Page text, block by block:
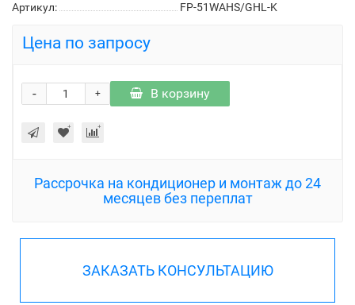
Артикул:
FP-51WAHS/GHL-K
Цена по запросу
+
- В корзину
Рассрочка на кондиционер и монтаж до 24
месяцев без переплат
ЗАКАЗАТЬ КОНСУЛЬТАЦИЮ